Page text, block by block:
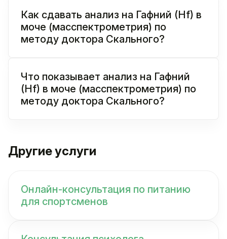
Как сдавать анализ на Гафний (Hf) в
моче (масспектрометрия) по
методу доктора Скального?
Что показывает анализ на Гафний
(Hf) в моче (масспектрометрия) по
методу доктора Скального?
Другие услуги
Онлайн-консультация по питанию
для спортсменов